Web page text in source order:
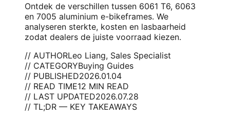
Ontdek de verschillen tussen 6061 T6, 6063
en 7005 aluminium e-bikeframes. We
analyseren sterkte, kosten en lasbaarheid
zodat dealers de juiste voorraad kiezen.
// AUTHORLeo Liang, Sales Specialist
// CATEGORYBuying Guides
// PUBLISHED2026.01.04
// READ TIME12 MIN READ
// LAST UPDATED2026.07.28
// TL;DR — KEY TAKEAWAYS